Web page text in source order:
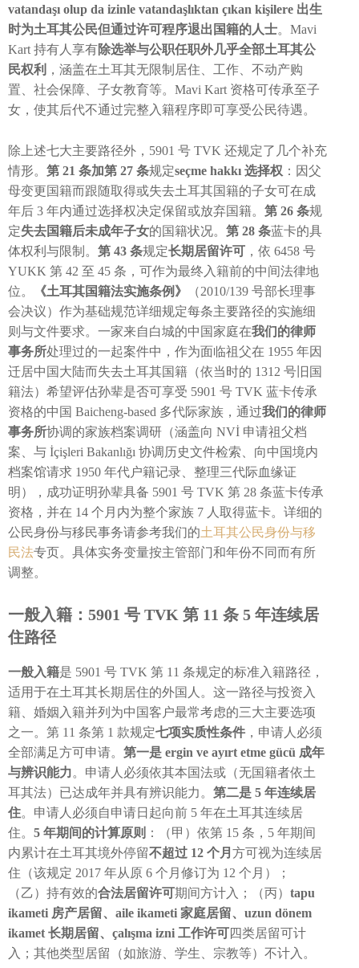
vatandaşı olup da izinle vatandaşlıktan çıkan kişilere 出生
时为土耳其公民但通过许可程序退出国籍的人士。Mavi
Kart 持有人享有除选举与公职任职外几乎全部土耳其公
民权利 ，涵盖在土耳其无限制居住、工作、不动产购
置、社会保障、子女教育等。Mavi Kart 资格可传承至子
女，使其后代不通过完整入籍程序即可享受公民待遇。
除上述七大主要路径外，5901 号 TVK 还规定了几个补充
情形。 第 21 条加第 27 条规定seçme hakkı 选择权 ：因父
母变更国籍而跟随取得或失去土耳其国籍的子女可在成
年后 3 年内通过选择权决定保留或放弃国籍。 第 26 条规
定失去国籍后未成年子女的国籍状况。 第 28 条蓝卡的具
体权利与限制。 第 43 条规定长期居留许可 ，依 6458 号
YUKK 第 42 至 45 条，可作为最终入籍前的中间法律地
位。
《土耳其国籍法实施条例》
（2010/139 号部长理事
会决议）作为基础规范详细规定每条主要路径的实施细
则与文件要求。一家来自白城的中国家庭在我们的律师
事务所处理过的一起案件中，作为面临祖父在 1955 年因
迁居中国大陆而失去土耳其国籍（依当时的 1312 号旧国
籍法）希望评估孙辈是否可享受 5901 号 TVK 蓝卡传承
资格的中国 Baicheng-based 多代际家族，通过我们的律师
事务所协调的家族档案调研（涵盖向 NVİ 申请祖父档
案、与 İçişleri Bakanlığı 协调历史文件检索、向中国境内
档案馆请求 1950 年代户籍记录、整理三代际血缘证
明），成功证明孙辈具备 5901 号 TVK 第 28 条蓝卡传承
资格，并在 14 个月内为整个家族 7 人取得蓝卡。详细的
公民身份与移民事务请参考我们的土耳其公民身份与移
民法专页。具体实务变量按主管部门和年份不同而有所
调整。
一般入籍：5901 号 TVK 第 11 条 5 年连续居
住路径
一般入籍是 5901 号 TVK 第 11 条规定的标准入籍路径，
适用于在土耳其长期居住的外国人。这一路径与投资入
籍、婚姻入籍并列为中国客户最常考虑的三大主要选项
之一。第 11 条第 1 款规定七项实质性条件 ，申请人必须
全部满足方可申请。 第一是 ergin ve ayırt etme gücü 成年
与辨识能力。申请人必须依其本国法或（无国籍者依土
耳其法）已达成年并具有辨识能力。 第二是 5 年连续居
住。申请人必须自申请日起向前 5 年在土耳其连续居
住。 5 年期间的计算原则 ：（甲）依第 15 条，5 年期间
内累计在土耳其境外停留不超过 12 个月 方可视为连续居
住（该规定 2017 年从原 6 个月修订为 12 个月）；
（乙）持有效的合法居留许可期间方计入；（丙） tapu
ikameti 房产居留、aile ikameti 家庭居留、uzun dönem
ikamet 长期居留、çalışma izni 工作许可四类居留可计
入；其他类型居留（如旅游、学生、宗教等）不计入。